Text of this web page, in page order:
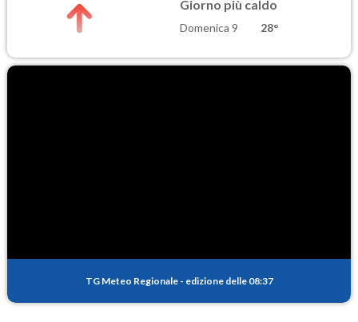
Giorno più caldo
Domenica 9 28°
TG Meteo Regionale - edizione delle 08:37